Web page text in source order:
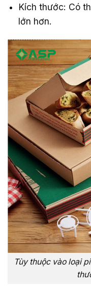
Kích thước: Có
lớn hơn.
Tùy thuộc vào loại